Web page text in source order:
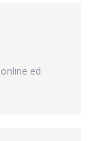
online ed